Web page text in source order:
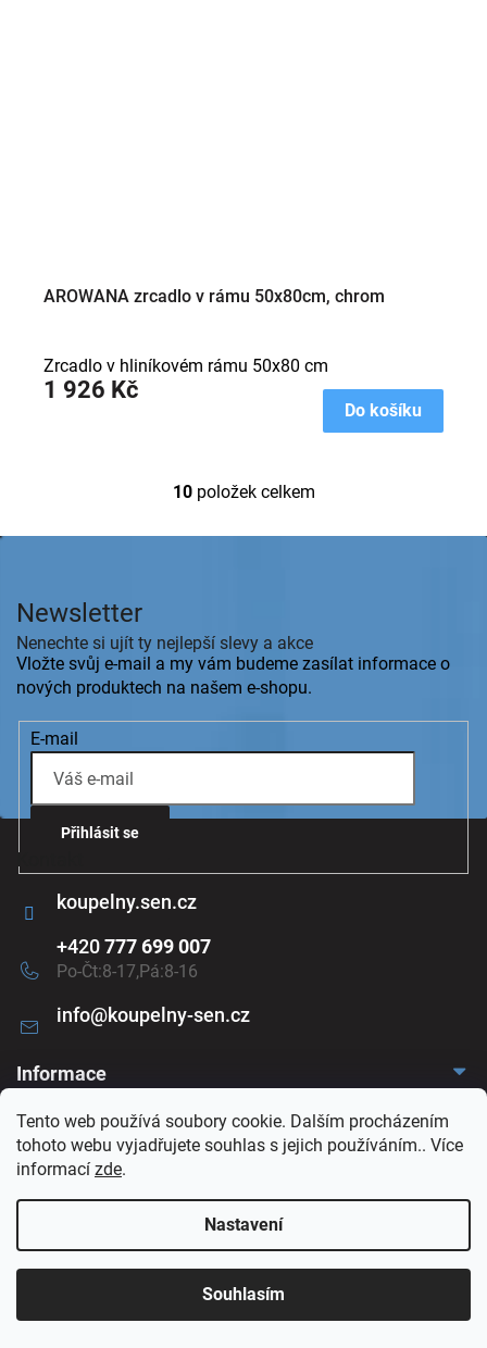
Tento web používá soubory cookie. Dalším procházením
tohoto webu vyjadřujete souhlas s jejich používáním.. Více
informací zde.
Nastavení
Souhlasím
AROWANA zrcadlo v rámu 50x80cm, chrom
1 926 Kč
Do košíku
Zrcadlo v hliníkovém rámu 50x80 cm
O
l
í
p
r
k
y
p
u
10položek celkem
Z
Kontakt
info@koupelny-sen.cz
+420777 699 007
Po-Čt:8-17,Pá:8-16
koupelny.sen.cz
Informace
Doprava a platba
Reklamace a odstoupení
Obchodní podmínky
O nás
Naše vzorkovna
Kontakt
Newsletter
Nenechte si ujít ty nejlepší slevy a akce
Vložte svůj e-mail a my vám budeme zasílat informace o
nových produktech na našem e-shopu.
E-mail
Přihlásit se